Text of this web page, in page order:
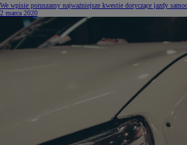
We wpisie poruszamy najważniejsze kwestie dotyczące jazdy
2 marca 2020